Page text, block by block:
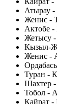
Атырау -
Женис -
Актобе -
Жетысу
Кызыл-
Женис -
Туран -
Шахтер
Тобол -
Кайрат -